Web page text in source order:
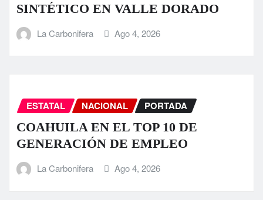
SINTÉTICO EN VALLE DORADO
La Carbonifera Ago 4, 2026
ESTATAL NACIONAL PORTADA
COAHUILA EN EL TOP 10 DE
GENERACIÓN DE EMPLEO
La Carbonifera Ago 4, 2026